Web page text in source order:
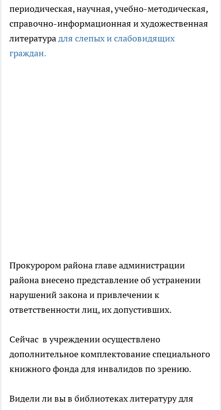
периодическая, научная, учебно-методическая,
справочно-информационная и художественная
литературадля слепых и слабовидящих
граждан.
Прокурором района главе администрации
района внесено представление об устранении
нарушений закона и привлечении к
ответственности лиц, их допустивших.
Сейчас в учреждении осуществлено
дополнительное комплектование специального
книжного фонда для инвалидов по зрению.
Видели ли вы в библиотеках литературу для